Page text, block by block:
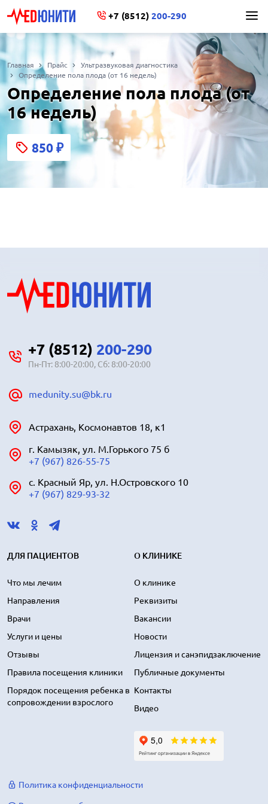
+7 (8512) 200-290
Главная Прайс
Ультразвуковая диагностика
Определение пола плода (от 16 недель)
Определение пола плода (от
16 недель)
850 ₽
+7 (8512) 200-290
Пн-Пт: 8:00-20:00, Сб: 8:00-20:00
medunity.su@bk.ru
Астрахань, Космонавтов 18, к1
г. Камызяк, ул. М.Горького 75 б
+7 (967) 826-55-75
с. Красный Яр, ул. Н.Островского 10
+7 (967) 829-93-32
ДЛЯ ПАЦИЕНТОВ
Что мы лечим
Направления
Врачи
Услуги и цены
Отзывы
Правила посещения клиники
Порядок посещения ребенка в
сопровождении взрослого
О КЛИНИКЕ
О клинике
Реквизиты
Вакансии
Новости
Лицензия и санэпидзаключение
Публичные документы
Контакты
Видео
Политика конфиденциальности